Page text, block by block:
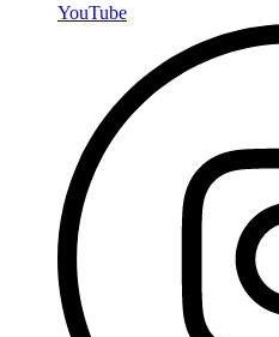
YouTube